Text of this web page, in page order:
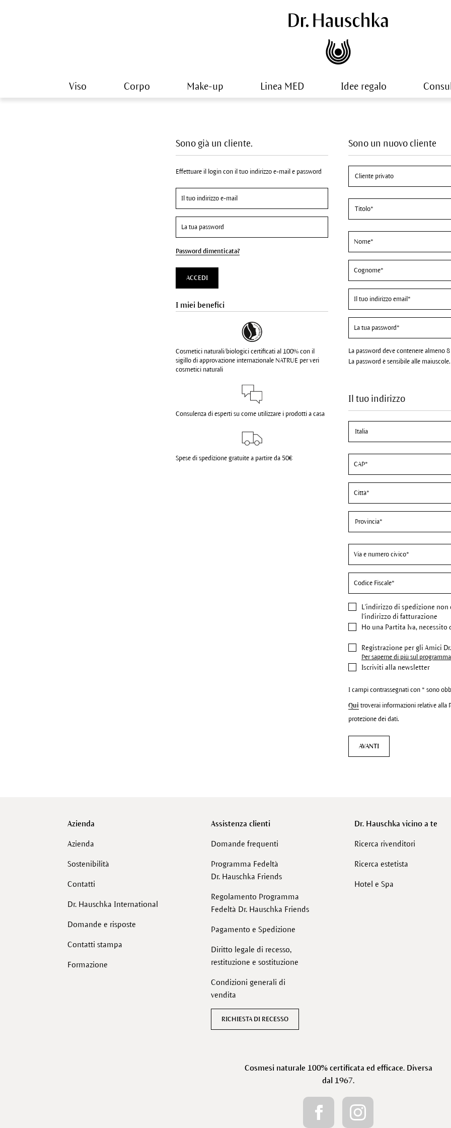
Viso Corpo Make-up Linea MED Idee regalo
Sono un nuovo cliente
La password deve contenere almeno
La password è sensibile alle maiuscole.
Il tuo indirizzo
L'indirizzo di spedizione non
l'indirizzo di fatturazione
Ho una Partita Iva, necessito
Registrazione per gli Amici
Per saperne di più sul
Iscriviti alla newsletter
I campi contrassegnati con * sono
Qui troverai informazioni relative alla
protezione dei dati.
AVANTI
Sono già un cliente.
Effettuare il login con il tuo indirizzo e-mail e password
Password dimenticata?
ACCEDI
I miei benefici
Cosmetici naturali/biologici certificati al 100% con il
sigillo di approvazione internazionale NATRUE per veri
cosmetici naturali
Consulenza di esperti su come utilizzare i prodotti a casa
Spese di spedizione gratuite a partire da 50€
Azienda
Azienda
Sostenibilità
Contatti
Dr. Hauschka International
Domande e risposte
Contatti stampa
Formazione
Assistenza clienti
Domande frequenti
Programma Fedeltà
Dr. Hauschka Friends
Regolamento Programma
Fedeltà Dr. Hauschka Friends
Pagamento e Spedizione
Diritto legale di recesso,
restituzione e sostituzione
Condizioni generali di
vendita
RICHIESTA DI RECESSO
Dr. Hauschka vicino a te
Ricerca rivenditori
Ricerca estetista
Hotel e Spa
Cosmesi naturale 100% certificata ed efficace. Diversa
dal 1967.